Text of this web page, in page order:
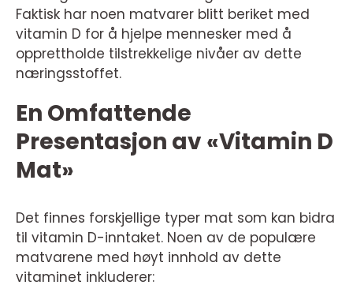
Faktisk har noen matvarer blitt beriket med
vitamin D for å hjelpe mennesker med å
opprettholde tilstrekkelige nivåer av dette
næringsstoffet.
En Omfattende
Presentasjon av «Vitamin D
Mat»
Det finnes forskjellige typer mat som kan bidra
til vitamin D-inntaket. Noen av de populære
matvarene med høyt innhold av dette
vitaminet inkluderer: